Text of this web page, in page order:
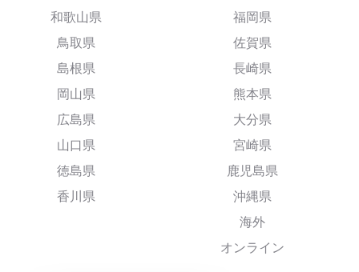
和歌山県
鳥取県
島根県
岡山県
広島県
山口県
徳島県
香川県
福岡県
佐賀県
長崎県
熊本県
大分県
宮崎県
鹿児島県
沖縄県
海外
オンライン